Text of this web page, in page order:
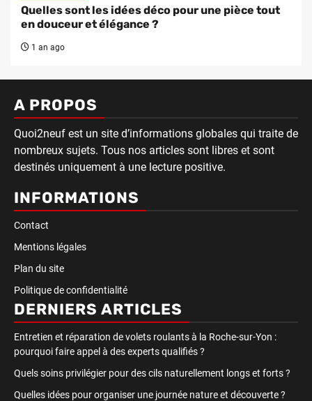
Quelles sont les idées déco pour une pièce tout
en douceur et élégance ?
1 an ago
A PROPOS
Quoi2neuf est un site d’informations globales qui traite de
nombreux sujets. Tous nos articles sont libres et sont
destinés uniquement à une lecture positive.
INFORMATIONS
Contact
Mentions légales
Plan du site
Politique de confidentialité
DERNIERS ARTICLES
Entretien et réparation de volets roulants à la Roche-sur-Yon :
pourquoi faire appel à des experts qualifiés ?
Quels soins privilégier pour des cils naturellement longs et forts ?
Quelles idées pour organiser une journée nature et découverte ?